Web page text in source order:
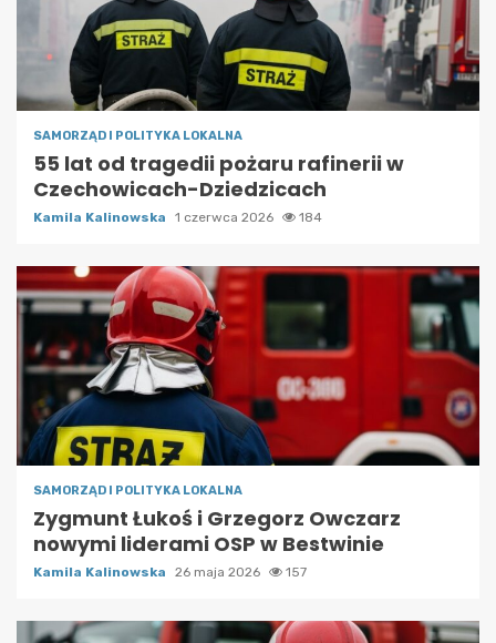
SAMORZĄD I POLITYKA LOKALNA
55 lat od tragedii pożaru rafinerii w
Czechowicach-Dziedzicach
Kamila Kalinowska 1 czerwca 2026 184
SAMORZĄD I POLITYKA LOKALNA
Zygmunt Łukoś i Grzegorz Owczarz
nowymi liderami OSP w Bestwinie
Kamila Kalinowska 26 maja 2026 157